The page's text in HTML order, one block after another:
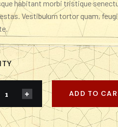
habitant morbi tristique
Vestibulum tortor quam,
ADD TO